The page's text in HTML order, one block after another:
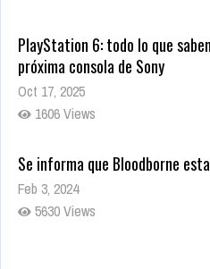
PlayStation 6: todo lo que
próxima consola de Sony
Oct 17, 2025
1606 Views
Se informa que Bloodborne
Feb 3, 2024
5630 Views